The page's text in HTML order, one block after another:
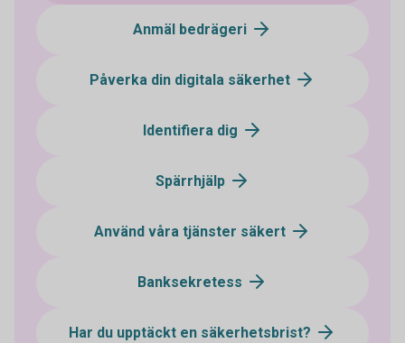
Anmäl bedrägeri
Påverka din digitala säkerhet
Identifiera dig
Spärrhjälp
Använd våra tjänster säkert
Banksekretess
Har du upptäckt en säkerhetsbrist?